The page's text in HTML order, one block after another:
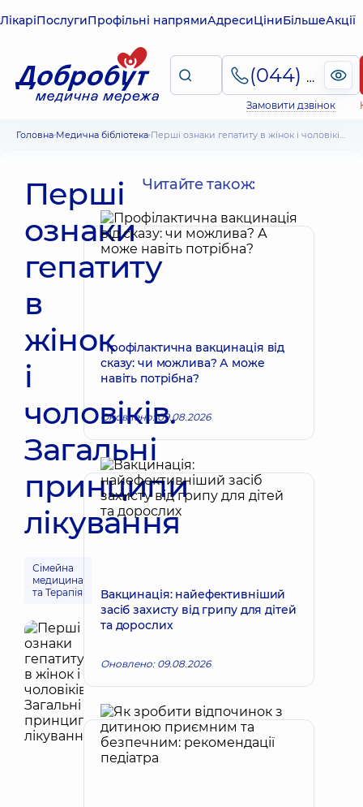
ЛікаріПослугиПрофільні напрямиАдресиЦіниБільшеАкції
(044) 495-2-888
Замовити дзвінок
Головна Медична бібліотека Перші ознаки гепатиту в жінок і чоловіків. Загальні принципи лікування
Перші
ознаки
гепатиту
в
жінок
і
чоловіків.
Загальні
принципи
лікування
Сімейна
медицина
та Терапія
Читайте також:
Профілактична вакцинація від
сказу: чи можлива? А може
навіть потрібна?
Оновлено: 09.08.2026
Вакцинація: найефективніший
засіб захисту від грипу для дітей
та дорослих
Оновлено: 09.08.2026